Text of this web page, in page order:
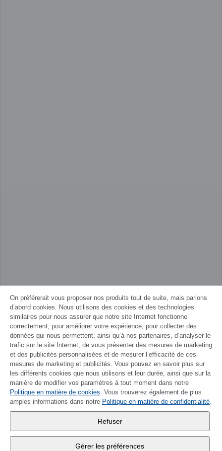
DEUTSCH
Wander SA,
Fabrikstrasse 10 , 3176 Neuenegg
Lu - Ve 9:00 - 12:00 h
On préférerait vous proposer nos produits tout de suite, mais parlons
d’abord cookies. Nous utilisons des cookies et des technologies
similaires pour nous assurer que notre site Internet fonctionne
correctement, pour améliorer votre expérience, pour collecter des
données qui nous permettent, ainsi qu’à nos partenaires, d’analyser le
trafic sur le site Internet, de vous présenter des mesures de marketing
et des publicités personnalisées et de mesurer l’efficacité de ces
mesures de marketing et publicités. Vous pouvez en savoir plus sur
les différents cookies que nous utilisons et leur durée, ainsi que sur la
manière de modifier vos paramètres à tout moment dans notre
Politique en matière de cookies. Vous trouverez également de plus
amples informations dans notre Politique en matière de confidentialité.
Refuser
Gérer les préférences